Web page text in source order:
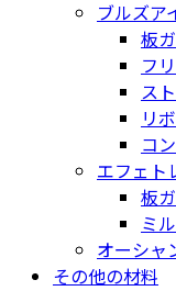
ブルズア
板
フ
ス
リ
コ
エフェト
板
ミ
オーシャ
その他の材料